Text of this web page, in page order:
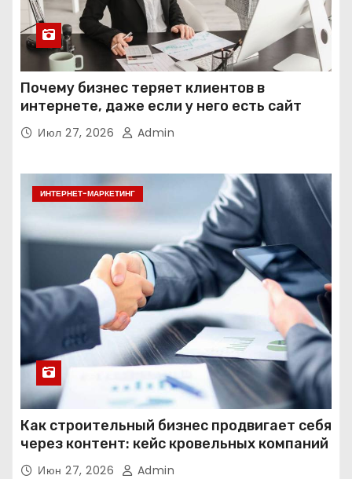
Почему бизнес теряет клиентов в
интернете, даже если у него есть сайт
Июл 27, 2026 Admin
ИНТЕРНЕТ-МАРКЕТИНГ
Как строительный бизнес продвигает себя
через контент: кейс кровельных компаний
Июн 27, 2026 Admin